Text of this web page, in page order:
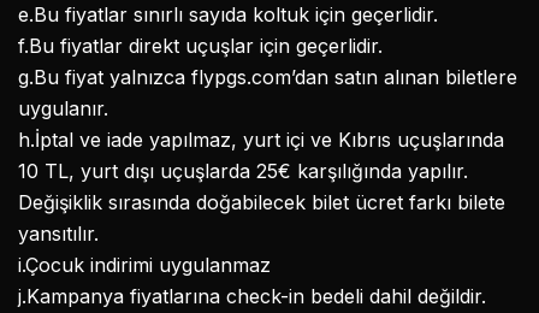
e.Bu fiyatlar sınırlı sayıda koltuk için geçerlidir.
f.Bu fiyatlar direkt uçuşlar için geçerlidir.
g.Bu fiyat yalnızca flypgs.com’dan satın alınan biletlere
uygulanır.
h.İptal ve iade yapılmaz, yurt içi ve Kıbrıs uçuşlarında
10 TL, yurt dışı uçuşlarda 25€ karşılığında yapılır.
Değişiklik sırasında doğabilecek bilet ücret farkı bilete
yansıtılır.
i.Çocuk indirimi uygulanmaz
j.Kampanya fiyatlarına check-in bedeli dahil değildir.